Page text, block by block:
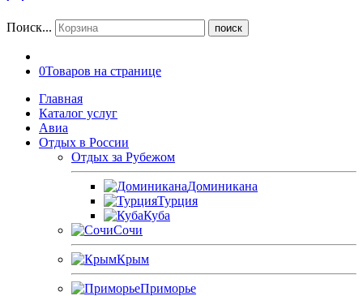
Поиск... поиск
0Товаров на странице
Главная
Каталог услуг
Авиа
Отдых в России
Отдых за Рубежом
Доминикана
Турция
Куба
Сочи
Крым
Приморье